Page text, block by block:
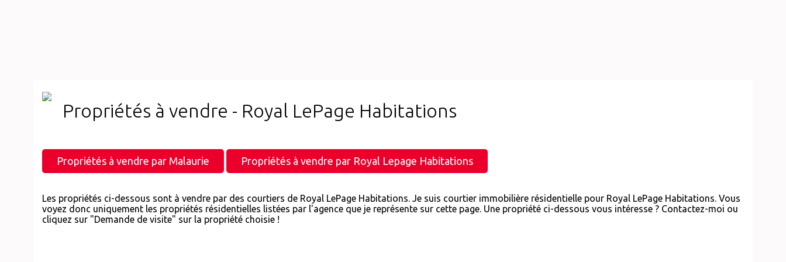
Propriétés à vendre - Royal LePage Habitations
Propriétés à vendre par Malaurie Propriétés à vendre par Royal Lepage Habitations
Les propriétés ci-dessous sont à vendre par des courtiers de Royal LePage Habitations. Je suis courtier immobilière résidentielle pour Royal LePage Habitations. Vous
voyez donc uniquement les propriétés résidentielles listées par l'agence que je représente sur cette page. Une propriété ci-dessous vous intéresse ? Contactez-moi ou
cliquez sur "Demande de visite" sur la propriété choisie !